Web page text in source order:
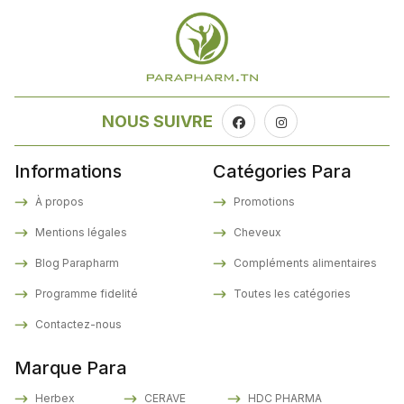
NOUS SUIVRE
Informations
À propos
Mentions légales
Blog Parapharm
Programme fidelité
Contactez-nous
Marque Para
Herbex CERAVE HDC PHARMA
Catégories Para
Promotions
Cheveux
Compléments alimentaires
Toutes les catégories